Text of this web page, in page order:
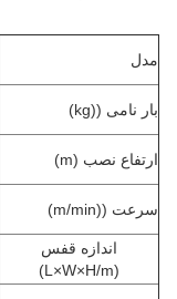
مدل
بار نامی ((kg)
ارتفاع نصب (m)
سرعت ((m/min)
اندازه قفس